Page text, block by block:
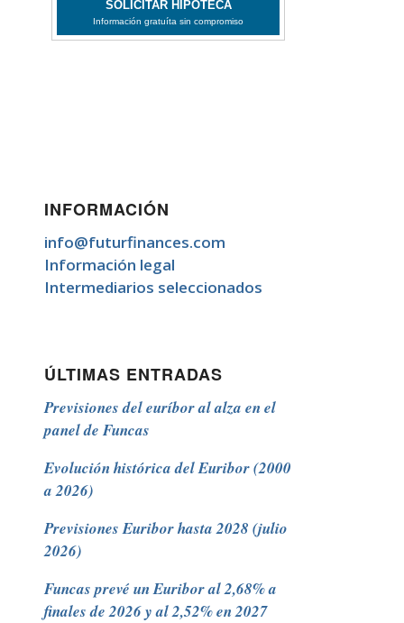
INFORMACIÓN
info@futurfinances.com
Información legal
Intermediarios seleccionados
ÚLTIMAS ENTRADAS
Previsiones del euríbor al alza en el
panel de Funcas
Evolución histórica del Euribor (2000
a 2026)
Previsiones Euribor hasta 2028 (julio
2026)
Funcas prevé un Euribor al 2,68% a
finales de 2026 y al 2,52% en 2027